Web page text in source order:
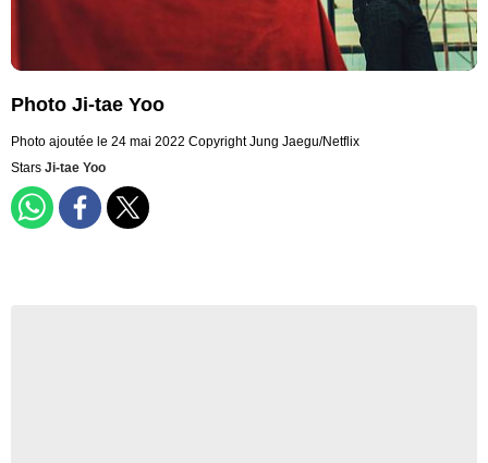
Photo Ji-tae Yoo
Photo ajoutée le 24 mai 2022 Copyright Jung Jaegu/Netflix
Stars Ji-tae Yoo